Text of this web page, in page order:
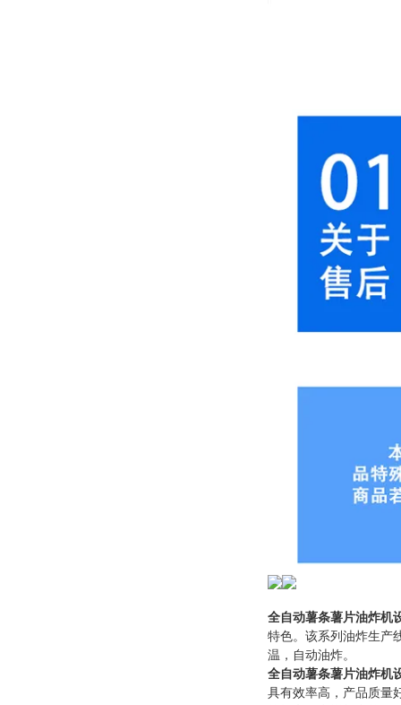
全自动薯条薯片油炸机
特色。该系列油炸生产
温，自动油炸。
全自动薯条薯片油炸机
具有效率高，产品质量